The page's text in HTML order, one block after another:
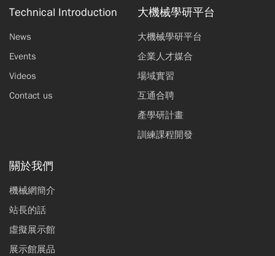
Technical Introduction
News
Events
Videos
Contact us
大機械學研平台
大機械學研平台
企業人才媒合
場域實習
互通合聘
產學研計畫
訓練課程開發
關於我們
機械網簡介
站長的話
虛擬展示館
展示館展品